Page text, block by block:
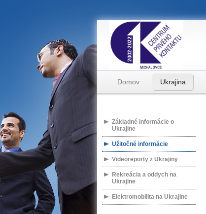
Domov Ukrajina
Základné informácie o
Ukrajine
Užitočné informácie
Videoreporty z Ukrajiny
Rekreácia a oddych na
Ukrajine
Elektromobilita na Ukrajine